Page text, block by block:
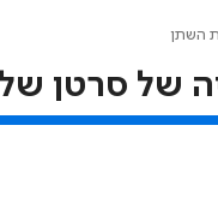
השתן
של סרטן